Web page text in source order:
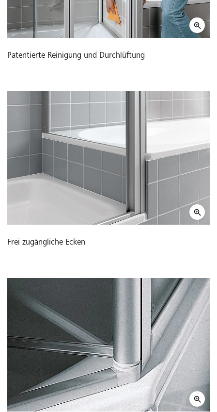
Patentierte Reinigung und Durchlüftung
Frei zugängliche Ecken